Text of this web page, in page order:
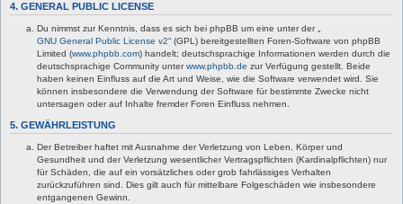
4. GENERAL PUBLIC LICENSE
Du nimmst zur Kenntnis, dass es sich bei phpBB um eine unter der „
GNU General Public License v2“ (GPL) bereitgestellten Foren-Software von phpBB
Limited (www.phpbb.com) handelt; deutschsprachige Informationen werden durch die
deutschsprachige Community unterwww.phpbb.de zur Verfügung gestellt. Beide
haben keinen Einfluss auf die Art und Weise, wie die Software verwendet wird. Sie
können insbesondere die Verwendung der Software für bestimmte Zwecke nicht
untersagen oder auf Inhalte fremder Foren Einfluss nehmen.
5. GEWÄHRLEISTUNG
Der Betreiber haftet mit Ausnahme der Verletzung von Leben, Körper und
Gesundheit und der Verletzung wesentlicher Vertragspflichten (Kardinalpflichten) nur
für Schäden, die auf ein vorsätzliches oder grob fahrlässiges Verhalten
zurückzuführen sind. Dies gilt auch für mittelbare Folgeschäden wie insbesondere
entgangenen Gewinn.